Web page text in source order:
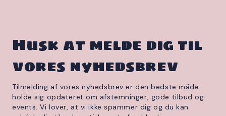
Husk at melde dig til
vores nyhedsbrev
Tilmelding af vores nyhedsbrev er den bedste måde
holde sig opdateret om afstemninger, gode tilbud og
events. Vi lover, at vi ikke spammer dig og du kan